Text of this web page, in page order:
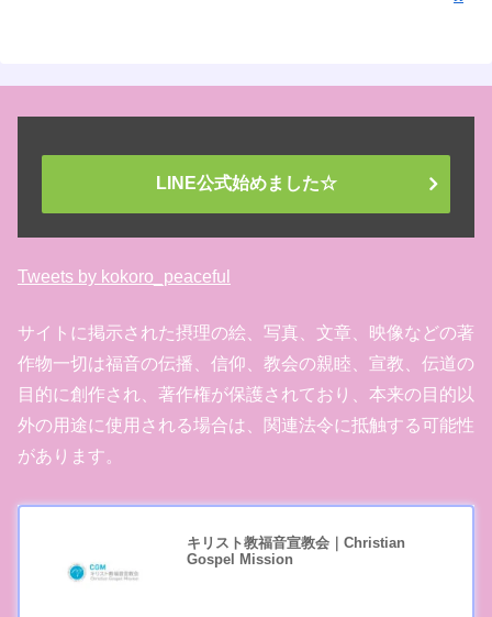
LINE公式始めました☆
Tweets by kokoro_peaceful
サイトに掲示された摂理の絵、写真、文章、映像などの著
作物一切は福音の伝播、信仰、教会の親睦、宣教、伝道の
目的に創作され、著作権が保護されており、本来の目的以
外の用途に使用される場合は、関連法令に抵触する可能性
があります。
キリスト教福音宣教会｜Christian
Gospel Mission